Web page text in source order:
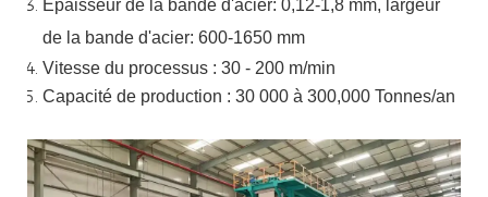
Épaisseur de la bande d'acier: 0,12-1,8 mm, largeur
de la bande d'acier: 600-1650 mm
Vitesse du processus : 30 - 200 m/min
Capacité de production : 30 000 à 300,000 Tonnes/an